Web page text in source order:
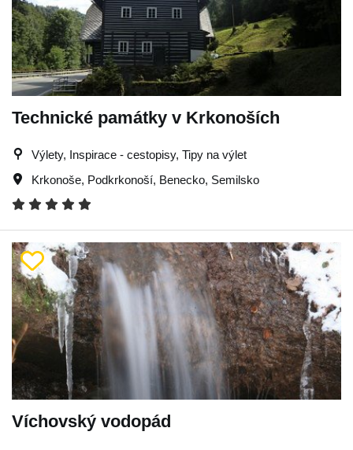
Technické památky v Krkonoších
Výlety, Inspirace - cestopisy, Tipy na výlet
Krkonoše, Podkrkonoší, Benecko, Semilsko
Víchovský vodopád